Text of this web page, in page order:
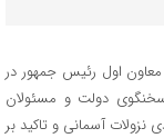
اول رئیس جمهور در
دولت و مسئولان
داشتند، با اشاره به کاهش ۴۰ درصدی نزولات آسمانی و تاکید بر